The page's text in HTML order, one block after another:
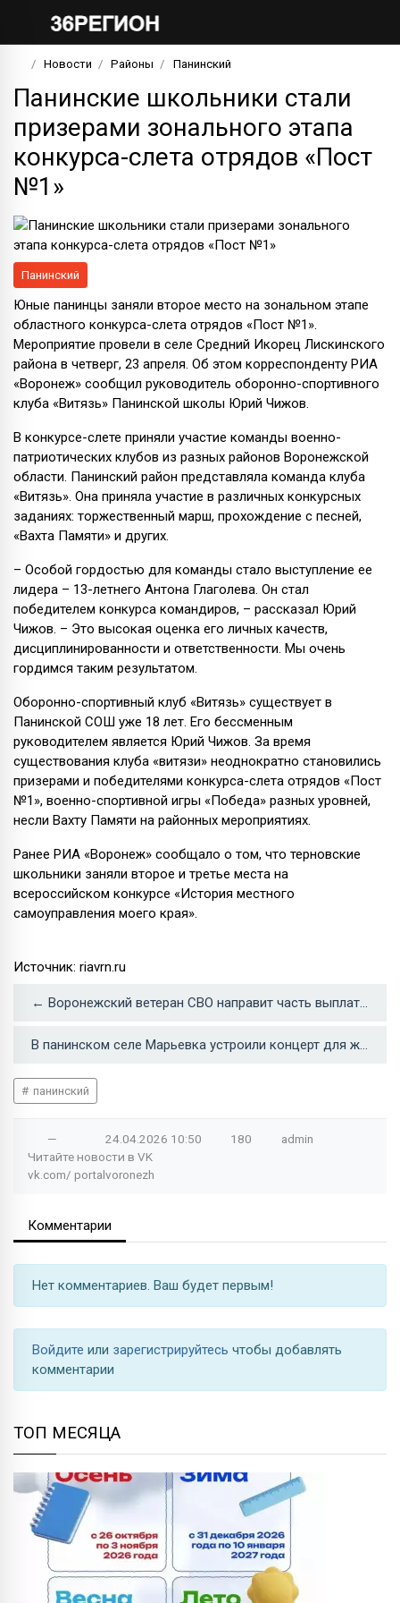
Новости Районы Панинский
Панинские школьники стали
призерами зонального этапа
конкурса-слета отрядов «Пост
№1»
Панинский
Юные панинцы заняли второе место на зональном этапе
областного конкурса-слета отрядов «Пост №1».
Мероприятие провели в селе Средний Икорец Лискинского
района в четверг, 23 апреля. Об этом корреспонденту РИА
«Воронеж» сообщил руководитель оборонно-спортивного
клуба «Витязь» Панинской школы Юрий Чижов.
В конкурсе-слете приняли участие команды военно-
патриотических клубов из разных районов Воронежской
области. Панинский район представляла команда клуба
«Витязь». Она приняла участие в различных конкурсных
заданиях: торжественный марш, прохождение с песней,
«Вахта Памяти» и других.
– Особой гордостью для команды стало выступление ее
лидера – 13-летнего Антона Глаголева. Он стал
победителем конкурса командиров, – рассказал Юрий
Чижов. – Это высокая оценка его личных качеств,
дисциплинированности и ответственности. Мы очень
гордимся таким результатом.
Оборонно-спортивный клуб «Витязь» существует в
Панинской СОШ уже 18 лет. Его бессменным
руководителем является Юрий Чижов. За время
существования клуба «витязи» неоднократно становились
призерами и победителями конкурса-слета отрядов «Пост
№1», военно-спортивной игры «Победа» разных уровней,
несли Вахту Памяти на районных мероприятиях.
Ранее РИА «Воронеж» сообщало о том, что терновские
школьники заняли второе и третье места на
всероссийском конкурсе «История местного
самоуправления моего края».
Источник: riavrn.ru
← Воронежский ветеран СВО направит часть выплаты за ранение на восстановление храма
В панинском селе Марьевка устроили концерт для женщины с ОВЗ →
панинский
— 24.04.2026 10:50 180
admin
Читайте новости в VK
vk.com/ portalvoronezh
Комментарии
Нет комментариев. Ваш будет первым!
Войдите или зарегистрируйтесь чтобы добавлять
комментарии
ТОП МЕСЯЦА